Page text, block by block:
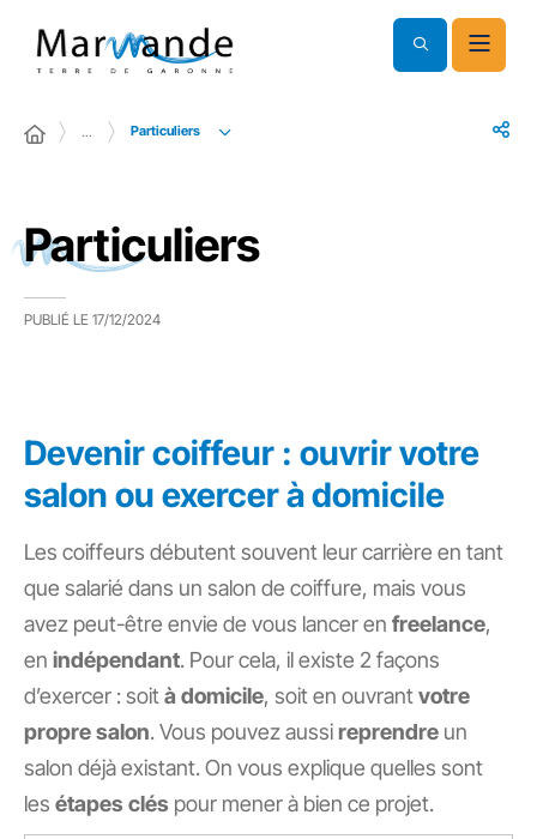
… Particuliers
Particuliers
PUBLIÉ LE 17/12/2024
Devenir coiffeur : ouvrir votre
salon ou exercer à domicile
Les coiffeurs débutent souvent leur carrière en tant
que salarié dans un salon de coiffure, mais vous
avez peut-être envie de vous lancer en freelance,
en indépendant. Pour cela, il existe 2 façons
d’exercer : soità domicile, soit en ouvrantvotre
propre salon. Vous pouvez aussireprendre un
salon déjà existant. On vous explique quelles sont
les étapes clés pour mener à bien ce projet.